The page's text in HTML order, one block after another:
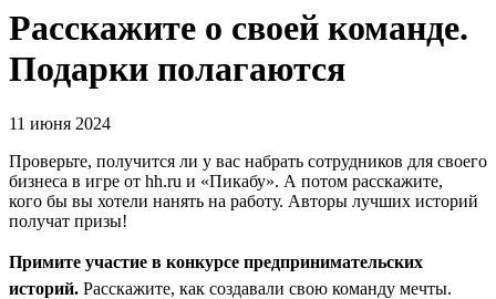
Расскажите о своей команде.
Подарки полагаются
11 июня 2024
Проверьте, получится ли у вас набрать сотрудников для своего
бизнеса в игре от hh.ru и «Пикабу». А потом расскажите,
кого бы вы хотели нанять на работу. Авторы лучших историй
получат призы!
Примите участие в конкурсе предпринимательских
историй. Расскажите, как создавали свою команду мечты.